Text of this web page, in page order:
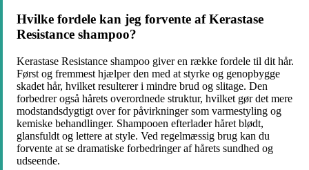
Hvilke fordele kan jeg forvente af Kerastase
Resistance shampoo?
Kerastase Resistance shampoo giver en række fordele til dit hår.
Først og fremmest hjælper den med at styrke og genopbygge
skadet hår, hvilket resulterer i mindre brud og slitage. Den
forbedrer også hårets overordnede struktur, hvilket gør det mere
modstandsdygtigt over for påvirkninger som varmestyling og
kemiske behandlinger. Shampooen efterlader håret blødt,
glansfuldt og lettere at style. Ved regelmæssig brug kan du
forvente at se dramatiske forbedringer af hårets sundhed og
udseende.